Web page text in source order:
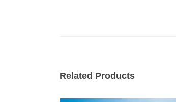
Related Products